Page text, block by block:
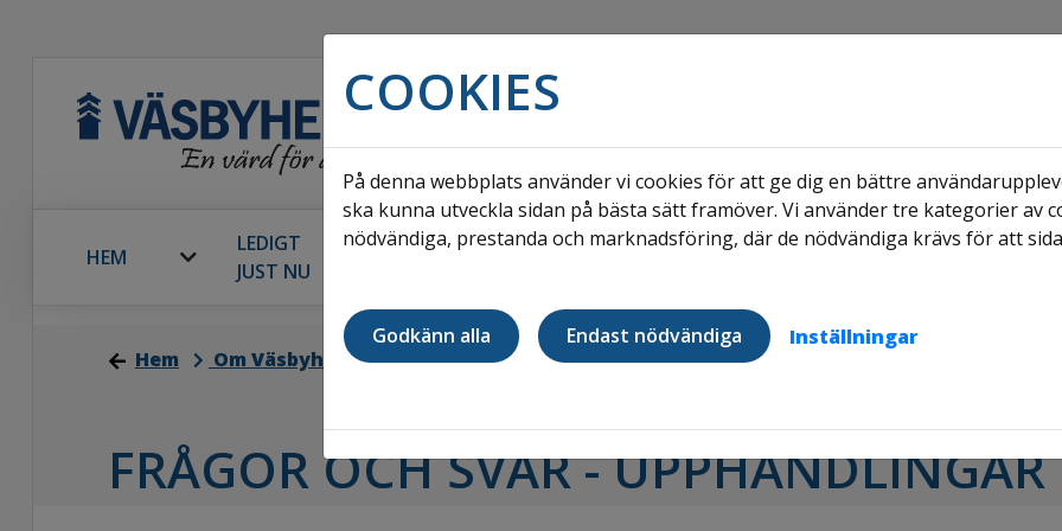
HEM
LEDIGT
JUST NU
OMRÅDEN
FÖR
Hem Om Väsbyhem Upphandlingar Frågor och svar - upphandlingar
FRÅGOR OCH SVAR - UPPHANDLINGAR
COOKIES
På denna webbplats använder vi cookies för att ge dig en bättre
ska kunna utveckla sidan på bästa sätt framöver. Vi använder tre kategorier av
nödvändiga, prestanda och marknadsföring, där de nödvändiga krävs för att
Godkänn alla Endast nödvändiga Inställningar